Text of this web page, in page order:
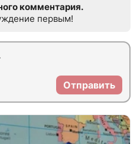
комментария.
первым!
Отправить